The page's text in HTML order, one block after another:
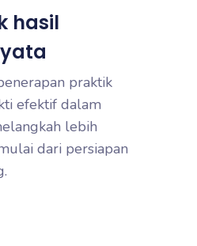
hasil
praktik
efektif dalam
lebih
dari persiapan